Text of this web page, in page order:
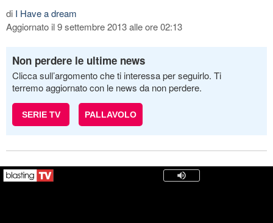
di I Have a dream
Aggiornato il 9 settembre 2013 alle ore 02:13
Non perdere le ultime news
Clicca sull’argomento che ti interessa per seguirlo. Ti
terremo aggiornato con le news da non perdere.
SERIE TV PALLAVOLO